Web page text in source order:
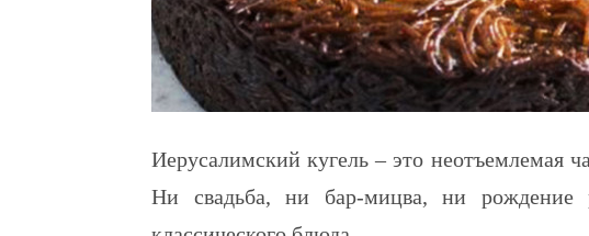
Иерусалимский кугель – это неотъемлемая
Ни свадьба, ни бар-мицва, ни рождение